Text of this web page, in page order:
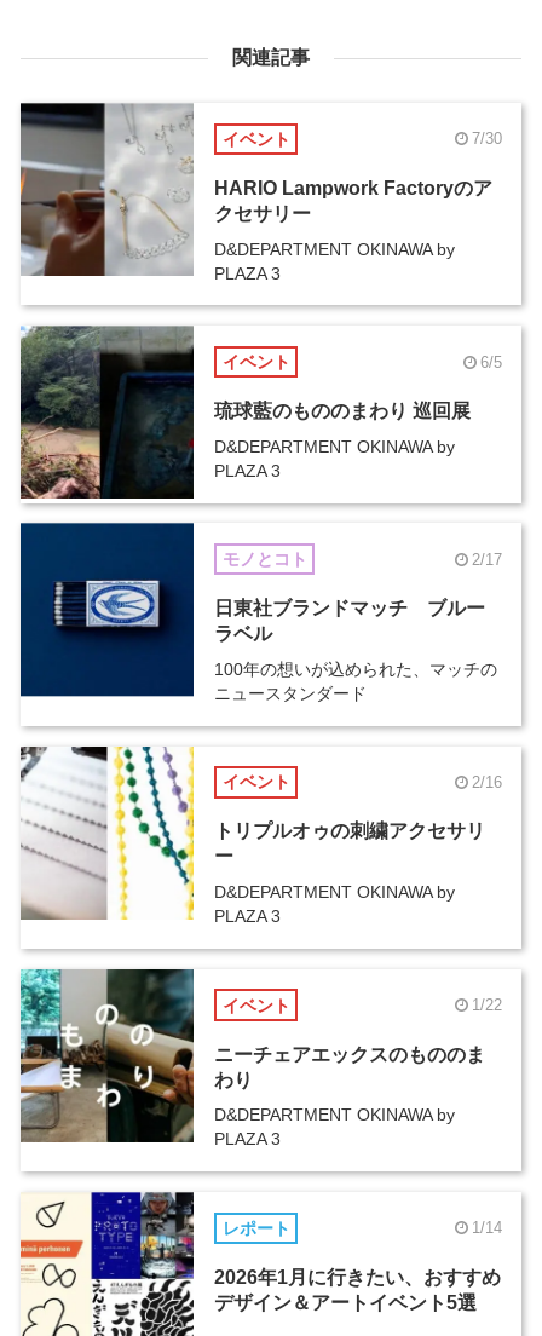
関連記事
イベント 7/30
HARIO Lampwork Factoryのア
クセサリー
D&DEPARTMENT OKINAWA by
PLAZA 3
イベント 6/5
琉球藍のもののまわり 巡回展
D&DEPARTMENT OKINAWA by
PLAZA 3
モノとコト 2/17
日東社ブランドマッチ ブルー
ラベル
100年の想いが込められた、マッチの
ニュースタンダード
イベント 2/16
トリプルオゥの刺繍アクセサリ
ー
D&DEPARTMENT OKINAWA by
PLAZA 3
イベント 1/22
ニーチェアエックスのもののま
わり
D&DEPARTMENT OKINAWA by
PLAZA 3
レポート 1/14
2026年1月に行きたい、おすすめ
デザイン＆アートイベント5選